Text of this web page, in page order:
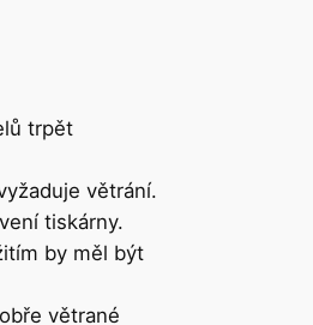
trpět
větrání.
tiskárny.
by měl být
větrané